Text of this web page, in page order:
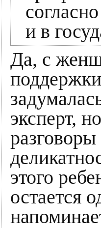
и в
Да, с
эксперт,
этого
остается